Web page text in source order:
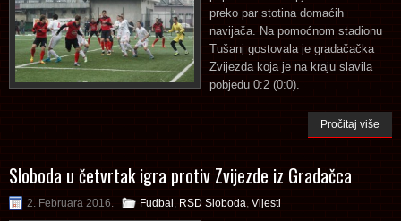
preko par stotina domaćih
navijača. Na pomoćnom stadionu
Tušanj gostovala je gradačačka
Zvijezda koja je na kraju slavila
pobjedu 0:2 (0:0).
Pročitaj više
Sloboda u četvrtak igra protiv Zvijezde iz Gradačca
2. Februara 2016. Fudbal RSD Sloboda Vijesti